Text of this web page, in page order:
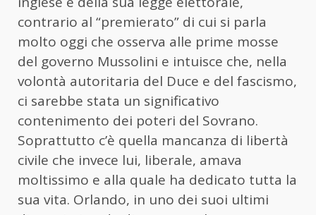
contrario al “premierato” di cui si parla
molto oggi che osserva alle prime mosse
del governo Mussolini e intuisce che, nella
volontà autoritaria del Duce e del fascismo,
ci sarebbe stata un significativo
contenimento dei poteri del Sovrano.
Soprattutto c’è quella mancanza di libertà
civile che invece lui, liberale, amava
moltissimo e alla quale ha dedicato tutta la
sua vita. Orlando, in uno dei suoi ultimi